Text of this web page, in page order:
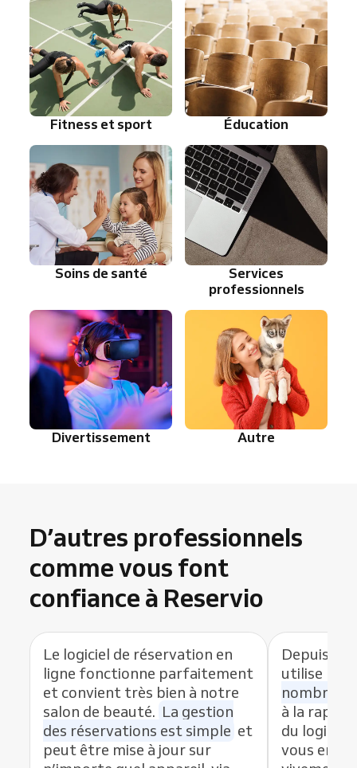
Fitness et sport Éducation
Soins de santé
Services
professionnels
Divertissement Autre
D’autres professionnels
comme vous font
confiance à Reservio
Le logiciel de réservation en
ligne fonctionne parfaitement
et convient très bien à notre
salon de beauté. La gestion
des réservations est simple et
peut être mise à jour sur
Depuis
utilise
nombre
à la
du logiciel
vous en